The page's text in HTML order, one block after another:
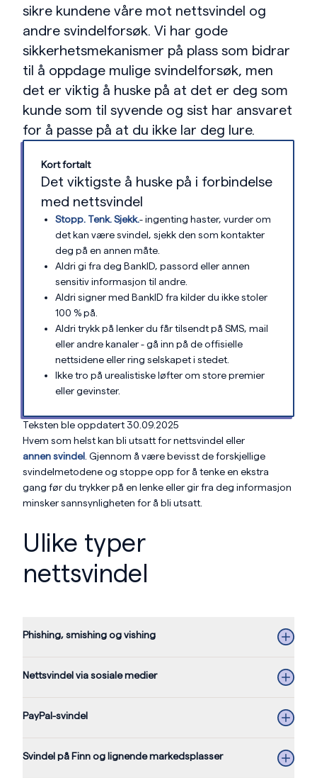
sikre kundene våre mot nettsvindel og
andre svindelforsøk. Vi har gode
sikkerhetsmekanismer på plass som bidrar
til å oppdage mulige svindelforsøk, men
det er viktig å huske på at det er deg som
kunde som til syvende og sist har ansvaret
for å passe på at du ikke lar deg lure.
Kort fortalt
Det viktigste å huske på i forbindelse
med nettsvindel
Stopp. Tenk. Sjekk.- ingenting haster, vurder om
det kan være svindel, sjekk den som kontakter
deg på en annen måte.
Aldri gi fra deg BankID, passord eller annen
sensitiv informasjon til andre.
Aldri signer med BankID fra kilder du ikke stoler
100 % på.
Aldri trykk på lenker du får tilsendt på SMS, mail
eller andre kanaler - gå inn på de offisielle
nettsidene eller ring selskapet i stedet.
Ikke tro på urealistiske løfter om store premier
eller gevinster.
Teksten ble oppdatert 30.09.2025
Hvem som helst kan bli utsatt for nettsvindel eller
annen svindel . Gjennom å være bevisst de forskjellige
svindelmetodene og stoppe opp for å tenke en ekstra
gang før du trykker på en lenke eller gir fra deg informasjon
minsker sannsynligheten for å bli utsatt.
Ulike typer
nettsvindel
Phishing, smishing og vishing
Nettsvindel via sosiale medier
PayPal-svindel
Svindel på Finn og lignende markedsplasser